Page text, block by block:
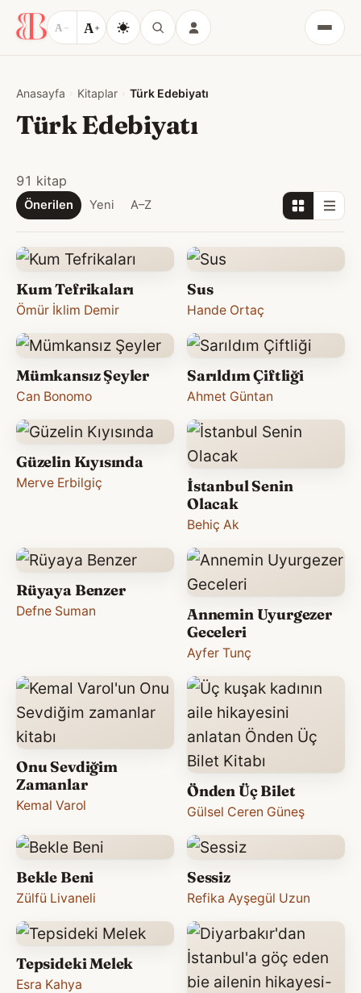
A − A+
Menü
Anasayfa Kitaplar Türk Edebiyatı
Türk Edebiyatı
91 kitap
Önerilen Yeni A–Z
Kum Tefrikaları
Ömür İklim Demir
Sus
Hande Ortaç
Mümkansız Şeyler
Can Bonomo
Sarıldım Çiftliği
Ahmet Güntan
Güzelin Kıyısında
Merve Erbilgiç
İstanbul Senin
Olacak
Behiç Ak
Rüyaya Benzer
Defne Suman
Annemin Uyurgezer
Geceleri
Ayfer Tunç
Onu Sevdiğim
Zamanlar
Kemal Varol
Önden Üç Bilet
Gülsel Ceren Güneş
Bekle Beni
Zülfü Livaneli
Sessiz
Refika Ayşegül Uzun
Tepsideki Melek
Esra Kahya